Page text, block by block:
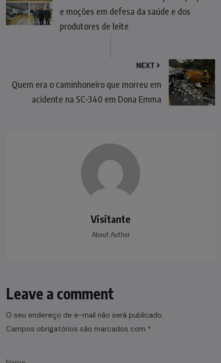
e moções em defesa da saúde e dos
produtores de leite
NEXT
Quem era o caminhoneiro que morreu em
acidente na SC-340 em Dona Emma
Visitante
About Author
Leave a comment
O seu endereço de e-mail não será publicado.
Campos obrigatórios são marcados com *